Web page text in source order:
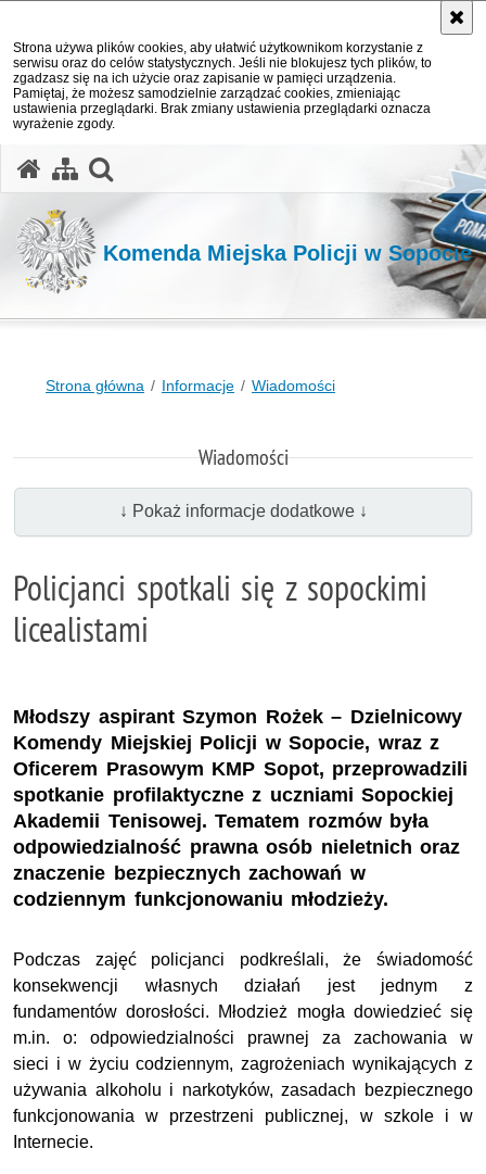
Strona używa plików cookies, aby ułatwić użytkownikom korzystanie z
serwisu oraz do celów statystycznych. Jeśli nie blokujesz tych plików, to
zgadzasz się na ich użycie oraz zapisanie w pamięci urządzenia.
Pamiętaj, że możesz samodzielnie zarządzać cookies, zmieniając
ustawienia przeglądarki. Brak zmiany ustawienia przeglądarki oznacza
wyrażenie zgody.
Komenda Miejska Policji w Sopocie
Strona główna Informacje Wiadomości
Wiadomości
↓ Pokaż informacje dodatkowe ↓
Policjanci spotkali się z sopockimi
licealistami
Młodszy aspirant Szymon Rożek – Dzielnicowy
Komendy Miejskiej Policji w Sopocie, wraz z
Oficerem Prasowym KMP Sopot, przeprowadzili
spotkanie profilaktyczne z uczniami Sopockiej
Akademii Tenisowej. Tematem rozmów była
odpowiedzialność prawna osób nieletnich oraz
znaczenie bezpiecznych zachowań w
codziennym funkcjonowaniu młodzieży.
Podczas zajęć policjanci podkreślali, że świadomość
konsekwencji własnych działań jest jednym z
fundamentów dorosłości. Młodzież mogła dowiedzieć się
m.in. o: odpowiedzialności prawnej za zachowania w
sieci i w życiu codziennym, zagrożeniach wynikających z
używania alkoholu i narkotyków, zasadach bezpiecznego
funkcjonowania w przestrzeni publicznej, w szkole i w
Internecie.